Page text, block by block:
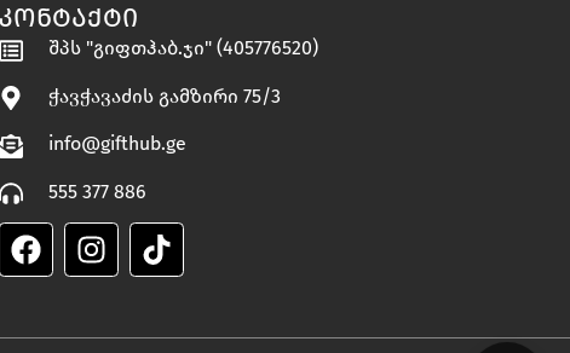
ᲙᲝᲜᲢᲐᲥᲢᲘ
შპს "გიფთჰაბ.ჯი" (405776520)
ჭავჭავაძის გამზირი 75/3
info@gifthub.ge
555 377 886